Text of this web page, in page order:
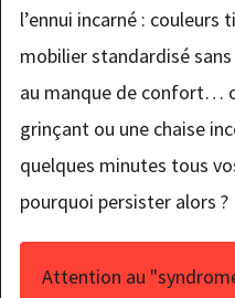
l’ennui incarné :
mobilier standardisé
au manque de confort…
grinçant ou une chaise
quelques minutes tous
pourquoi persister alors ?
Attention au